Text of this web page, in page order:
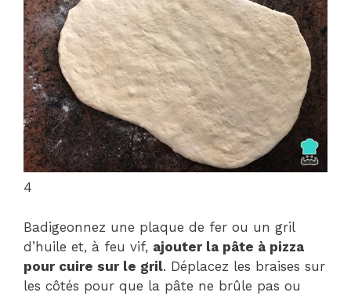
4
Badigeonnez une plaque de fer ou un gril
d’huile et, à feu vif, ajouter la pâte à pizza
pour cuire sur le gril. Déplacez les braises sur
les côtés pour que la pâte ne brûle pas ou